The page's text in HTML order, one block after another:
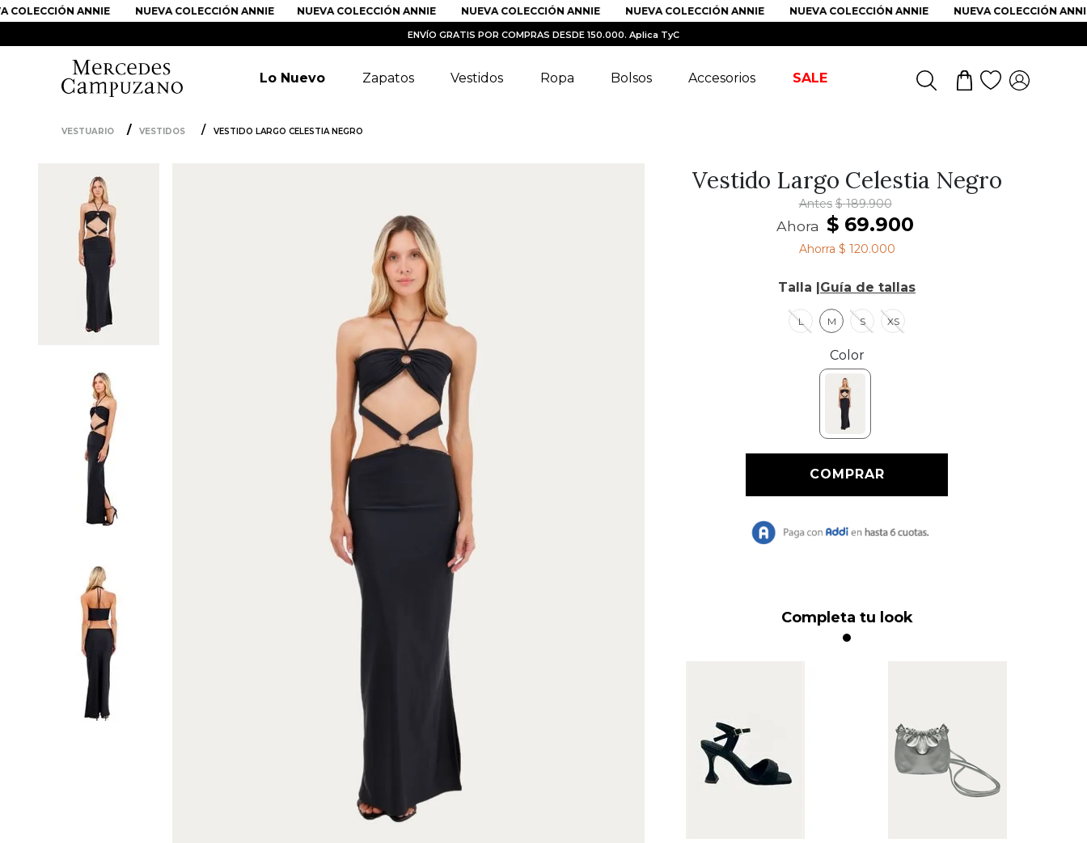
ANNIE NUEVA COLECCIÓN ANNIE NUEVA COLECCIÓN ANNIE NUEVA COLECCIÓN ANNIE NUEVA COLECCIÓN ANNIE NUEVA COLECCIÓN ANNIE NUEVA COLECCIÓN ANNIE
ENVÍO GRATIS POR COMPRAS DESDE 150.000. Aplica TyC
Lo Nuevo Zapatos Vestidos Ropa Bolsos Accesorios SALE
VESTUARIO VESTIDOS VESTIDO LARGO CELESTIA NEGRO
Vestido Largo Celestia Negro
Antes $ 189.900
Ahora $ 69.900
Ahorra $ 120.000
Talla |Guía de tallas
L M S XS
Color
Completa tu look